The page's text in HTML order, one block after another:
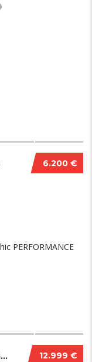
6.200 €
12.999 €
DS 7 CROSSBACK BLUEHDI 130 CV GRAND CHIC PER...